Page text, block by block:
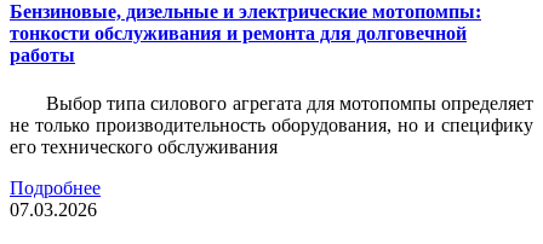
Бензиновые, дизельные и электрические мотопомпы:
тонкости обслуживания и ремонта для долговечной
работы
Выбор типа силового агрегата для мотопомпы определяет
не только производительность оборудования, но и специфику
его технического обслуживания
Подробнее
07.03.2026